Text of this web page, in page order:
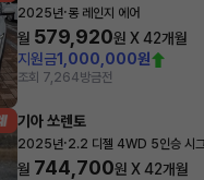
2025년·롱 레인지 에어
월 579,920원 X42개월
지원금1,000,000원
조회 7,264방금전
기아 쏘렌토
2025년·2.2 디젤 4WD 5인승 시그
월 744,700원 X42개월